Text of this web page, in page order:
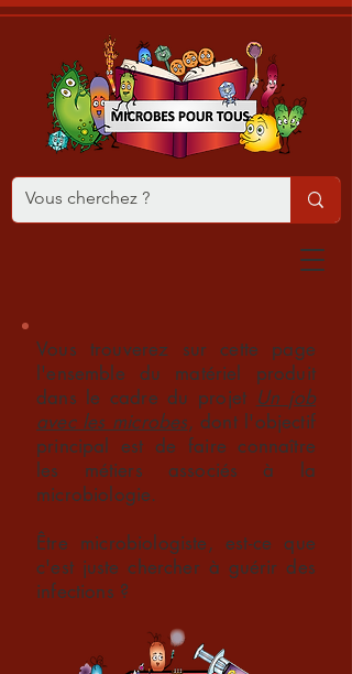
Vous trouverez sur cette page
l'ensemble du matériel produit
dans le cadre du projet Un job
avec les microbes, dont l'objectif
principal est de faire connaître
les métiers associés à la
microbiologie.
Être microbiologiste, est-ce que
c'est juste chercher à guérir des
infections ?